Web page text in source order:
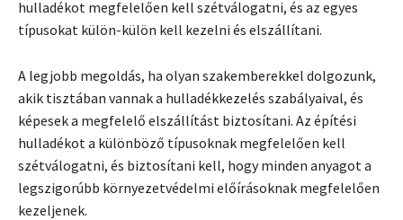
hulladékot megfelelően kell szétválogatni, és az egyes
típusokat külön-külön kell kezelni és elszállítani.
A legjobb megoldás, ha olyan szakemberekkel dolgozunk,
akik tisztában vannak a hulladékkezelés szabályaival, és
képesek a megfelelő elszállítást biztosítani. Az építési
hulladékot a különböző típusoknak megfelelően kell
szétválogatni, és biztosítani kell, hogy minden anyagot a
legszigorúbb környezetvédelmi előírásoknak megfelelően
kezeljenek.